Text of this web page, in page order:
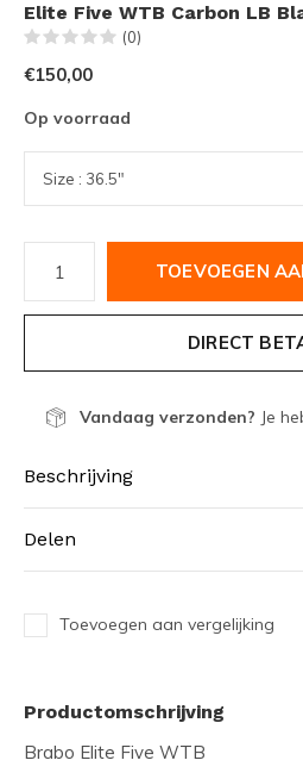
Elite Five WTB Carbon LB
(0)
€150,00
Op voorraad
TOEVOEGEN
DIRECT
Vandaag verzonden? Je
Beschrijving
Delen
Toevoegen aan vergelijking
Productomschrijving
Brabo Elite Five WTB